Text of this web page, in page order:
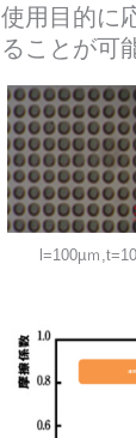
使用目的に
ることが可
l=100µｍ